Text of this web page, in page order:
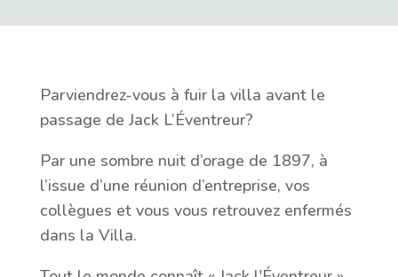
Parviendrez-vous à fuir la villa avant le
passage de Jack L’Éventreur?
Par une sombre nuit d’orage de 1897, à
l’issue d’une réunion d’entreprise, vos
collègues et vous vous retrouvez enfermés
dans la Villa.